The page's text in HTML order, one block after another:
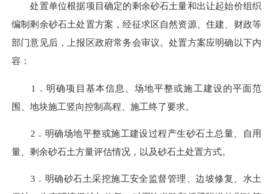
处置单位根据项目确定的剩余砂石土量和出让起始价组织
编制剩余砂石土处置方案，经征求区自然资源、住建、财政等
部门意见后，上报区政府常务会审议。处置方案应明确以下内
容：
1．明确项目基本信息、场地平整或施工建设的平面范
围、地块施工竖向控制高程、施工终了要求。
2．明确场地平整或施工建设过程产生砂石土总量、自用
量、剩余砂石土方量评估情况，以及砂石土处置方式。
3．明确砂石土采挖施工安全监督管理、边坡修复、水土